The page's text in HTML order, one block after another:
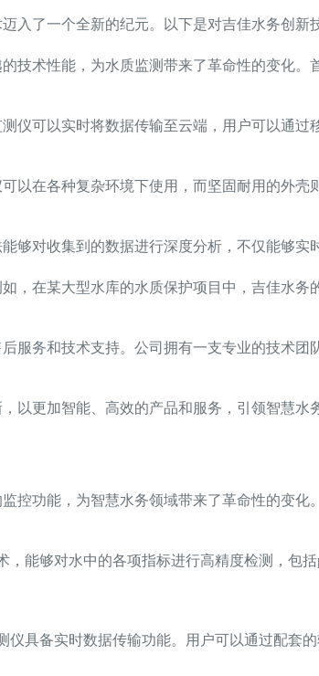
入了一个全新的纪元。以下是对吉佳水务创新
技术性能，为水质监测带来了革命性的变化
仪可以实时将数据传输至云端，用户可以通
以在各种复杂环境下使用，而坚固耐用的外
够对收集到的数据进行深度分析，不仅能够实
，在某大型水库的水质保护项目中，吉佳水
服务和技术支持。公司拥有一支专业的技术
以更加智能、高效的产品和服务，引领智慧
控功能，为智慧水务领域带来了革命性的变化
能够对水中的各项指标进行高精度检测，包
具备实时数据传输功能。用户可以通过配套